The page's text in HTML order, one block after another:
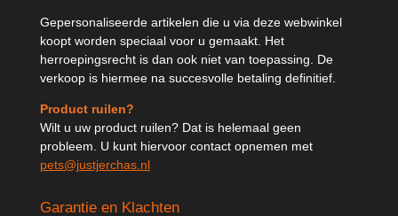
Gepersonaliseerdeartikelen die u via deze webwinkel
koopt worden speciaal voor u gemaakt. Het
herroepingsrecht is dan ook niet van toepassing. De
verkoop is hiermee na succesvolle betaling definitief.
Product ruilen?
Wilt u uw product ruilen? Dat is helemaal geen
probleem. U kunt hiervoor contact opnemen met
pets@justjerchas.nl
Garantie en Klachten